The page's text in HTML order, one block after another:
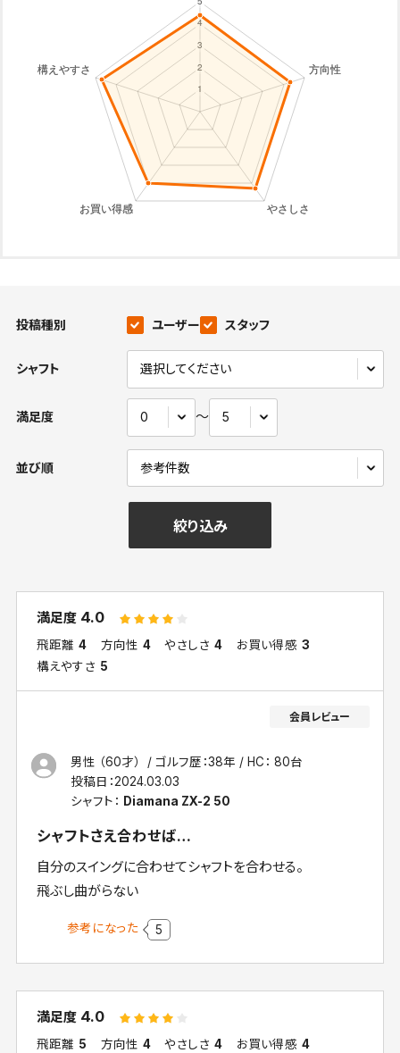
投稿種別 ユーザー スタッフ
シャフト
満足度 〜
並び順
絞り込み
満足度 4.0
飛距離 4 方向性 4 やさしさ 4 お買い得感 3
構えやすさ 5
男性 （60才） ゴルフ歴：38年
HC： 80台
投稿日：2024.03.03
シャフト： Diamana ZX-2 50
シャフトさえ合わせば…
自分のスイングに合わせてシャフトを合わせる。
飛ぶし曲がらない
参考になった 5
満足度 4.0
飛距離 5 方向性 4 やさしさ 4 お買い得感 4